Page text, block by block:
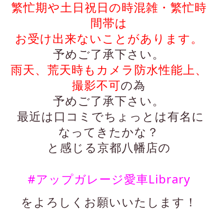
繁忙期や土日祝日の時混雑・繁忙時
間帯は
お受け出来ないことがあります。
予めご了承下さい。
雨天、荒天時もカメラ防水性能上、
撮影不可の為
予めご了承下さい。
最近は口コミでちょっとは有名に
なってきたかな？
と感じる京都八幡店の
#アップガレージ愛車Library
をよろしくお願いいたします！